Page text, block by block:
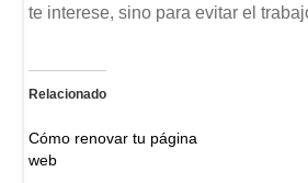
te interese, sino para evitar el
Relacionado
Cómo renovar tu página
web